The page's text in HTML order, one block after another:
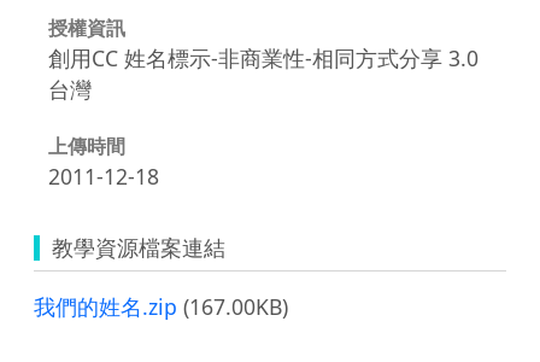
授權資訊
創用CC 姓名標示-非商業性-相同方式分享 3.0
台灣
上傳時間
2011-12-18
教學資源檔案連結
我們的姓名.zip (167.00KB)